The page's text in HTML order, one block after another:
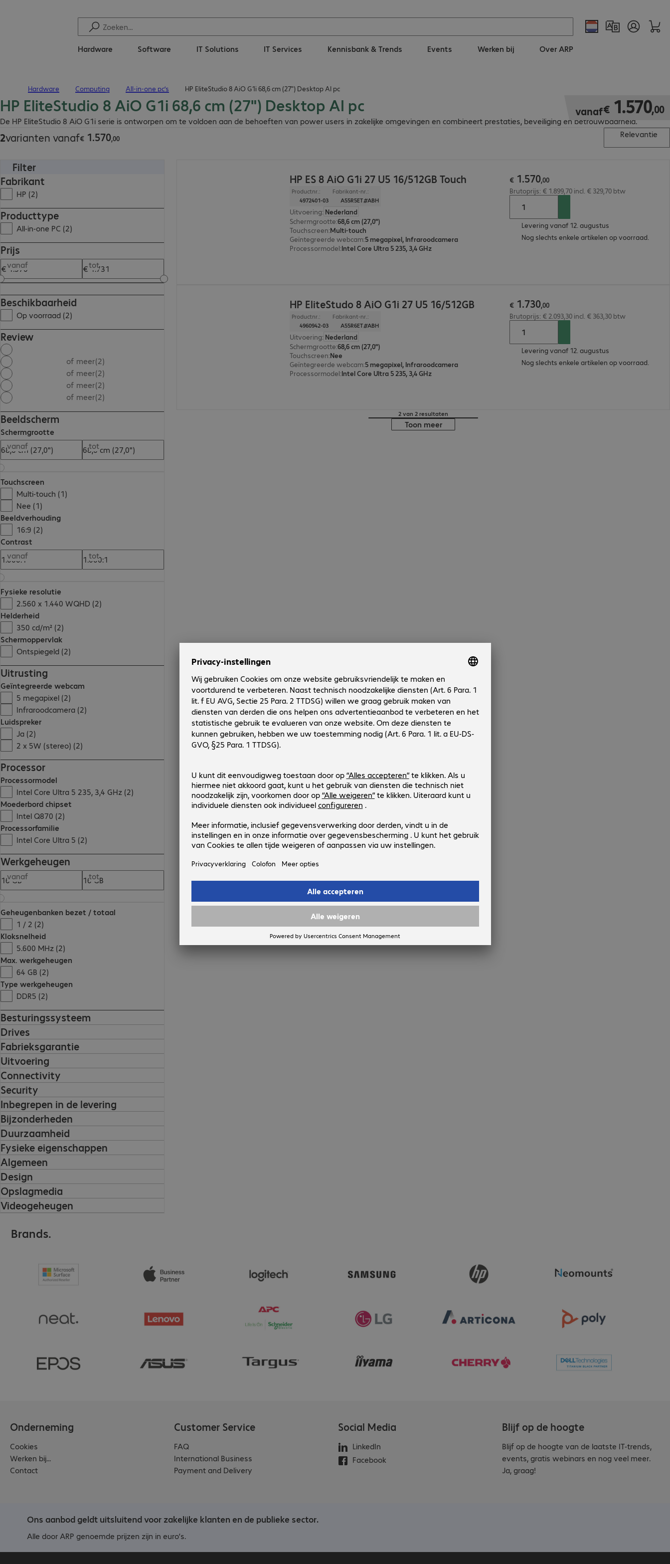
Hardware Software IT Solutions IT Services Kennisbank & Trends Events Werken bij Over ARP
Hardware Computing All-in-one pc’s HP EliteStudio 8 AiO G1i 68,6 cm (27") Desktop AI pc
HP EliteStudio 8 AiO G1i 68,6 cm (27") Desktop AI pc
De HP EliteStudio 8 AiO G1i serie is ontworpen om te voldoen aan de behoeften van power users in zakelijke omgevingen en combineert prestaties, beveiliging en betrouwbaarheid.
vanaf€ 1.570,00
€ 1.570,00
2varianten vanaf€ 1.570,00
€ 1.570,00
Relevantie
Filter
Fabrikant
HP (2)
Producttype
All-in-one PC (2)
Prijs
vanaf tot
Beschikbaarheid
Op voorraad (2)
Review
of meer(2)
of meer(2)
of meer(2)
of meer(2)
Beeldscherm
Schermgrootte
vanaf
tot
Touchscreen
Multi-touch (1)
Nee (1)
Beeldverhouding
16:9 (2)
Contrast
vanaf
tot
Fysieke resolutie
2.560 x 1.440 WQHD (2)
Helderheid
350 cd/m² (2)
Schermoppervlak
Ontspiegeld (2)
Uitrusting
Geïntegreerde webcam
5 megapixel (2)
Infraroodcamera (2)
Luidspreker
Ja (2)
2 x 5W (stereo) (2)
Processor
Processormodel
Intel Core Ultra 5 235, 3,4 GHz (2)
Moederbord chipset
Intel Q870 (2)
Processorfamilie
Intel Core Ultra 5 (2)
Werkgeheugen
vanaf tot
Geheugenbanken bezet / totaal
1 / 2 (2)
Kloksnelheid
5.600 MHz (2)
Max. werkgeheugen
64 GB (2)
Type werkgeheugen
DDR5 (2)
Besturingssysteem
Drives
Fabrieksgarantie
Uitvoering
Connectivity
Security
Inbegrepen in de levering
Bijzonderheden
Duurzaamheid
Fysieke eigenschappen
Algemeen
Design
Opslagmedia
Videogeheugen
HP ES 8 AiO G1i 27 U5 16/512GB Touch
Productnr.:
4972401-03
Fabrikant-nr.:
A55R5ET#ABH
Uitvoering: Nederland
Schermgrootte:68,6 cm (27,0")
Touchscreen:Multi-touch
Geïntegreerde webcam:5 megapixel, Infraroodcamera
Processormodel:Intel Core Ultra 5 235, 3,4 GHz
€ 1.570,00
Brutoprijs: € 1.899,70 incl. € 329,70 btw
Levering vanaf 12. augustus
Nog slechts enkele artikelen op voorraad.
HP EliteStudo 8 AiO G1i 27 U5 16/512GB
Productnr.:
4960942-03
Fabrikant-nr.:
A55R6ET#ABH
Uitvoering: Nederland
Schermgrootte:68,6 cm (27,0")
Touchscreen:Nee
Geïntegreerde webcam:5 megapixel, Infraroodcamera
Processormodel:Intel Core Ultra 5 235, 3,4 GHz
€ 1.730,00
Brutoprijs: € 2.093,30 incl. € 363,30 btw
Levering vanaf 12. augustus
Nog slechts enkele artikelen op voorraad.
2 van 2 resultaten
Toon meer
Brands.
Onderneming
Cookies
Werken bij...
Contact
Customer Service
FAQ
International Business
Payment and Delivery
Social Media
LinkedIn
Facebook
Blijf op de hoogte
Blijf op de hoogte van de laatste IT-trends,
events, gratis webinars en nog veel meer.
Ja, graag!
Ons aanbod geldt uitsluitend voor zakelijke klanten en de publieke sector.
Alle door ARP genoemde prijzen zijn in euro’s.